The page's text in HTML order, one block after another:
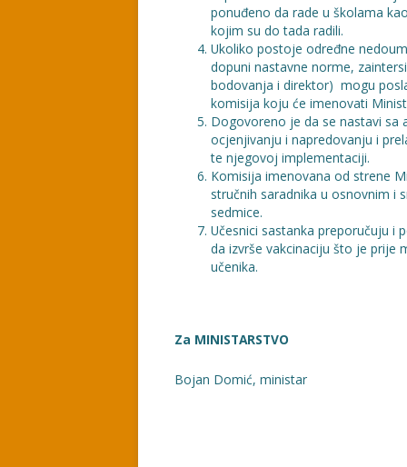
ponuđeno da rade u školama
kojim su do tada radili.
Ukoliko postoje određne
dopuni nastavne norme,
bodovanja i direktor) mogu
komisija koju će imenovati
Dogovoreno je da se nastavi sa
ocjenjivanju i napredovanju i
te njegovoj implementaciji.
Komisija imenovana od strene
stručnih saradnika u osnovnim i
sedmice.
Učesnici sastanka preporučuju i
da izvrše vakcinaciju što je prije
učenika.
Za MINISTARSTVO Za
Bojan Domić, ministar
Goran Puletić,